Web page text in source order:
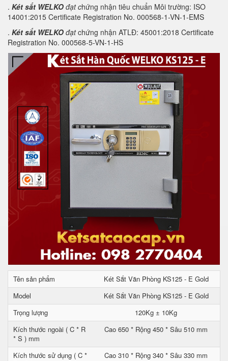
. Két sắt WELKO đạt chứng nhận tiêu chuẩn Môi trường: ISO
14001:2015 Certificate Registration No. 000568-1-VN-1-EMS
. Két sắt WELKO đạtchứng nhận ATLĐ: 45001:2018 Certificate
Registration No. 000568-5-VN-1-HS
Tên sản phẩm
Két Sắt Văn Phòng KS125 - E Gold
Model
Két Sắt Văn Phòng KS125 - E Gold
Trọng lượng
120Kg ± 10Kg
Kích thước ngoài ( C * R
* S ) mm
Cao 650 * Rộng 450 * Sâu 510 mm
Kích thước sử dụng ( C *
Cao 310 * Rộng 340 * Sâu 330 mm